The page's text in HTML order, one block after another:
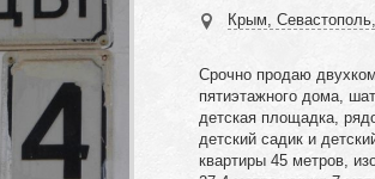
Крым,
Срочно продаю
пятиэтажного дома,
детская площадка,
детский садик и
квартиры 45 метров,